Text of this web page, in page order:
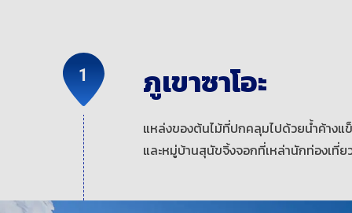
ภูเขาซาโอะ
แหล่งของต้นไม้ที่ปกคลุมไปด้วยน้ำค้างแ
และหมู่บ้านสุนัขจิ้งจอกที่เหล่านักท่องเที่